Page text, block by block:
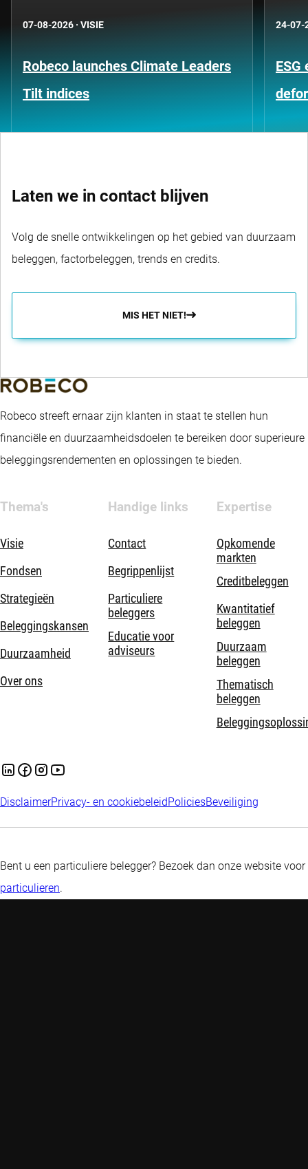
07-08-2026 · VISIE
Robeco launches Climate Leaders
Tilt indices
24-07-
Laten we in contact blijven
Volg de snelle ontwikkelingen op het gebied van duurzaam
beleggen, factorbeleggen, trends en credits.
MIS HET NIET!
Robeco streeft ernaar zijn klanten in staat te stellen hun
financiële en duurzaamheidsdoelen te bereiken door superieure
beleggingsrendementen en oplossingen te bieden.
Thema's
Visie
Fondsen
Strategieën
Beleggingskansen
Duurzaamheid
Over ons
Handige links
Contact
Begrippenlijst
Particuliere
beleggers
Educatie voor
adviseurs
Expertise
Opkomende
markten
Creditbeleggen
Kwantitatief
beleggen
Duurzaam
beleggen
Thematisch
beleggen
DisclaimerPrivacy- en cookiebeleid PoliciesBeveiliging
Bent u een particuliere belegger? Bezoek dan onze website voor
particulieren.